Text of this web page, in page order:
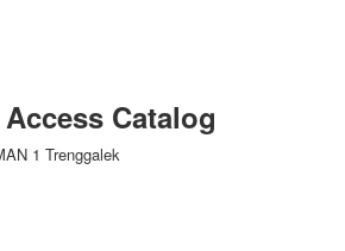
Catalog
1 Trenggalek